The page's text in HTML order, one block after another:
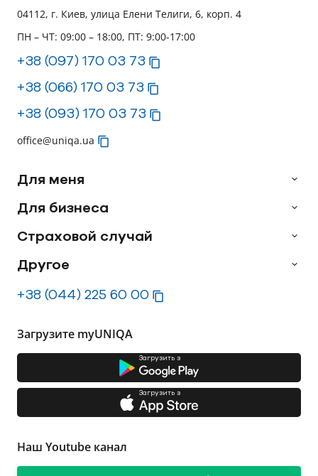
04112, г. Киев, улица Елени Телиги, 6, корп. 4
ПН – ЧТ: 09:00 – 18:00, ПТ: 9:00-17:00
+38 (097) 170 03 73
+38 (066) 170 03 73
+38 (093) 170 03 73
office@uniqa.ua
Для меня
Для бизнеса
Страховой случай
Другое
+38 (044) 225 60 00
Загрузите myUNIQA
Загрузить з
Загрузить з
Наш Youtube канал